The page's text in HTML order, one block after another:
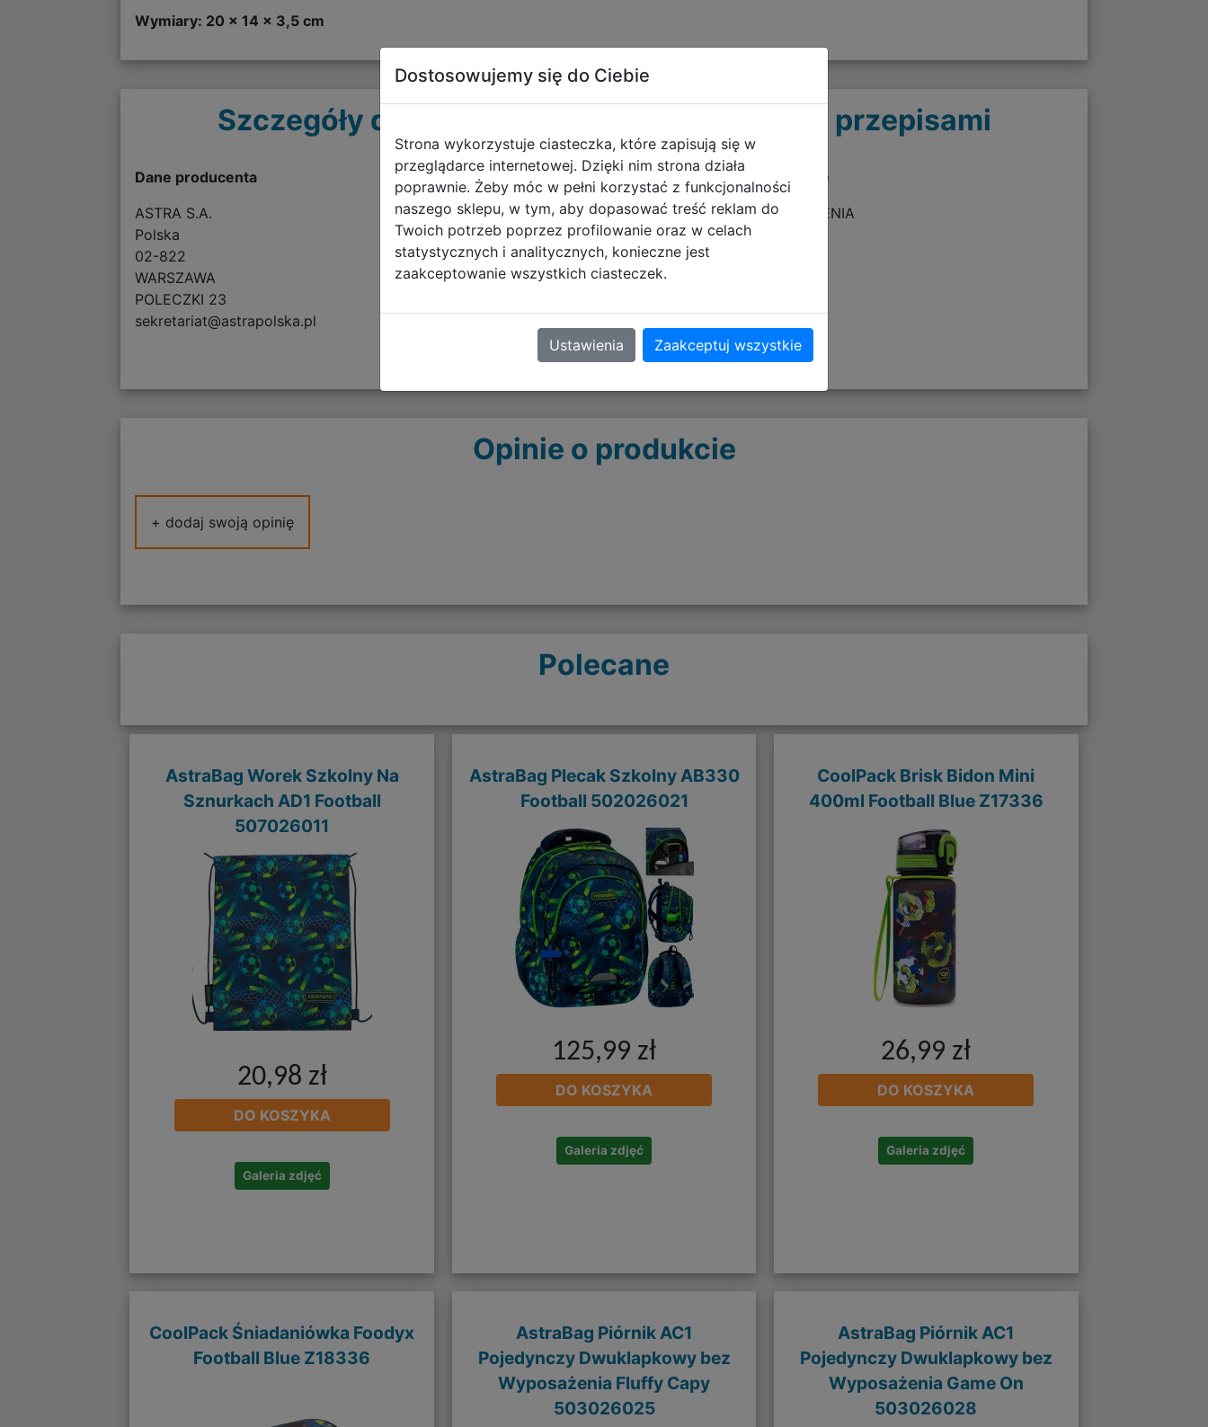
Wymiary: 20 x 14 x 3,5 cm
Szczegóły dotyczące zgodności produktu z przepisami
Dane producenta
ASTRA S.A.
Polska
02-822
WARSZAWA
POLECZKI 23
sekretariat@astrapolska.pl
Informacje o bezpieczeństwie
Artykuły tekstylne - OSTRZEŻENIA
pobierz plik
Opinie o produkcie
+ dodaj swoją opinię
Polecane
AstraBag Worek Szkolny Na
Sznurkach AD1 Football
507026011
20,98 zł
DO KOSZYKA
Galeria zdjęć
AstraBag Plecak Szkolny AB330
Football 502026021
125,99 zł
DO KOSZYKA
Galeria zdjęć
CoolPack Brisk Bidon Mini
400ml Football Blue Z17336
26,99 zł
DO KOSZYKA
Galeria zdjęć
CoolPack Śniadaniówka Foodyx
Football Blue Z18336
AstraBag Piórnik AC1
Pojedynczy Dwuklapkowy bez
Wyposażenia Fluffy Capy
503026025
AstraBag Piórnik AC1
Pojedynczy Dwuklapkowy bez
Wyposażenia Game On
503026028
Dostosowujemy się do Ciebie
Strona wykorzystuje ciasteczka, które zapisują się w
przeglądarce internetowej. Dzięki nim strona działa
poprawnie. Żeby móc w pełni korzystać z funkcjonalności
naszego sklepu, w tym, aby dopasować treść reklam do
Twoich potrzeb poprzez profilowanie oraz w celach
statystycznych i analitycznych, konieczne jest
zaakceptowanie wszystkich ciasteczek.
Ustawienia Zaakceptuj wszystkie